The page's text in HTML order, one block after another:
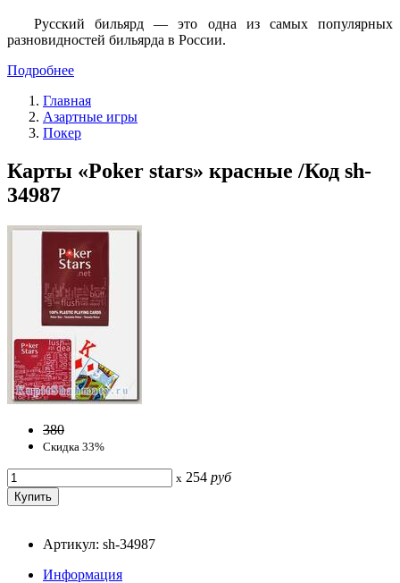
Русский бильярд — это одна из самых популярных
разновидностей бильярда в России.
Подробнее
Главная
Азартные игры
Покер
Карты «Poker stars» красные /Код sh-
34987
380
Скидка 33%
x 254 руб
Артикул: sh-34987
Информация